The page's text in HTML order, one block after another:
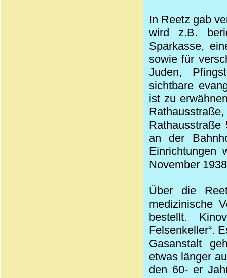
In Reetz gab
wird z.B.
Sparkasse,
sowie für
Juden,
sichtbare
ist zu
an der
Einrichtungen
November
Über die
medizinische
bestellt.
Felsenkeller“.
Gasanstalt
etwas länger
den 60- er